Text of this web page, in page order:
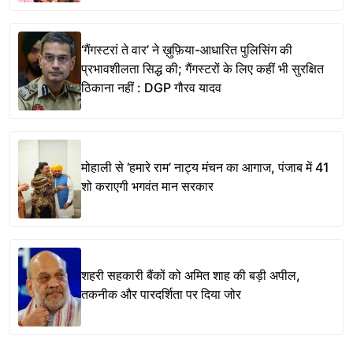
‘गैंगस्टरां ते वार’ ने ख़ुफ़िया-आधारित पुलिसिंग की
प्रभावशीलता सिद्ध की; गैंगस्टरों के लिए कहीं भी सुरक्षित
ठिकाना नहीं : DGP गौरव यादव
मोहाली से ‘हमारे राम’ नाट्य मंचन का आगाज, पंजाब में 41
शो कराएगी भगवंत मान सरकार
शहरी सहकारी बैंकों को अमित शाह की बड़ी अपील,
तकनीक और पारदर्शिता पर दिया जोर